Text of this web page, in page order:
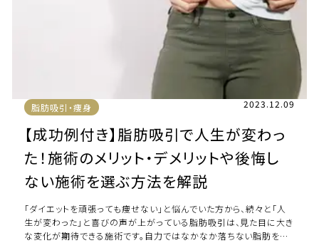
脂肪吸引・痩身 2023.12.09
【成功例付き】脂肪吸引で人生が変わっ
た！施術のメリット・デメリットや後悔し
ない施術を選ぶ方法を解説
「ダイエットを頑張っても痩せない」と悩んでいた方から、続々と「人
生が変わった」と喜びの声が上がっている脂肪吸引は、見た目に大き
な変化が期待できる施術です。自力ではなかなか落ちない脂肪を短